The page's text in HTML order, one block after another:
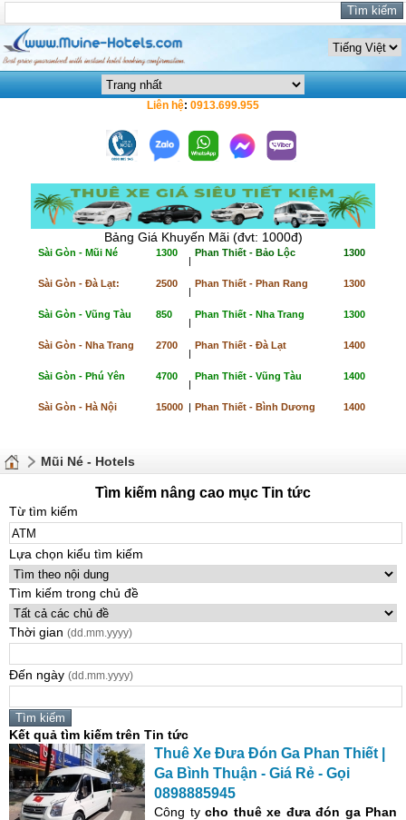
Liên hệ: 0913.699.955
Bảng Giá Khuyến Mãi (đvt: 1000đ)
Sài Gòn - Mũi Né 1300
|
Phan Thiết - Bảo Lộc 1300
Sài Gòn - Đà Lạt: 2500
|
Phan Thiết - Phan Rang 1300
Sài Gòn - Vũng Tàu 850
|
Phan Thiết - Nha Trang 1300
Sài Gòn - Nha Trang 2700
|
Phan Thiết - Đà Lạt 1400
Sài Gòn - Phú Yên 4700
|
Phan Thiết - Vũng Tàu 1400
Sài Gòn - Hà Nội 15000 | Phan Thiết - Bình Dương 1400
Mũi Né - Hotels
Tìm kiếm nâng cao mục Tin tức
Từ tìm kiếm
Lựa chọn kiểu tìm kiếm
Tìm kiếm trong chủ đề
Thời gian (dd.mm.yyyy)
Đến ngày (dd.mm.yyyy)
Kết quả tìm kiếm trên Tin tức
Thuê Xe Đưa Đón Ga Phan Thiết |
Ga Bình Thuận - Giá Rẻ - Gọi
0898885945
Công ty cho thuê xe đưa đón ga Phan